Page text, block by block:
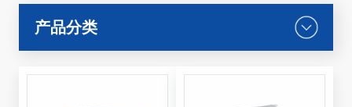
产品分类